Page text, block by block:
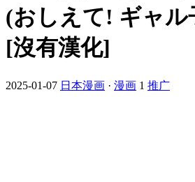
(おしえて! ギャル
[沒有漢化]
2025-01-07 日本漫画 · 漫画 1 推广